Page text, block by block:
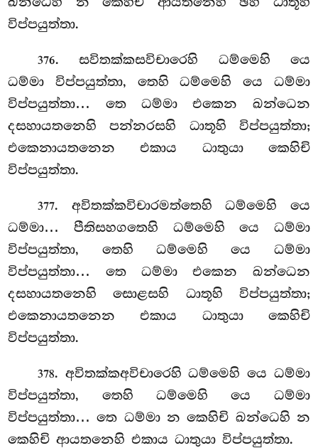
විප්පයුත්තා.
376. සවිතක්කසවිචාරෙහි ධම්මෙහි යෙ
ධම්මා විප්පයුත්තා, තෙහි ධම්මෙහියෙ ධම්මා
විප්පයුත්තා… තෙ ධම්මා එකෙන ඛන්ධෙන
දසහායතනෙහි පන්නරසහි ධාතූහි විප්පයුත්තා;
එකෙනායතනෙන එකාය ධාතුයා කෙහිචි
විප්පයුත්තා.
377. අවිතක්කවිචාරමත්තෙහිධම්මෙහි යෙ
ධම්මා… පීතිසහගතෙහි ධම්මෙහි යෙ ධම්මා
විප්පයුත්තා, තෙහි ධම්මෙහි යෙ ධම්මා
විප්පයුත්තා… තෙ ධම්මා එකෙන ඛන්ධෙන
දසහායතනෙහි සොළසහි ධාතූහි විප්පයුත්තා;
එකෙනායතනෙන එකාය ධාතුයා කෙහිචි
විප්පයුත්තා.
378. අවිතක්කඅවිචාරෙහි ධම්මෙහි යෙ ධම්මා
විප්පයුත්තා, තෙහි ධම්මෙහි යෙ ධම්මා
විප්පයුත්තා… තෙ ධම්මා න කෙහිචි ඛන්ධෙහි න
කෙහිචි ආයතනෙහි එකාය ධාතුයා විප්පයුත්තා.